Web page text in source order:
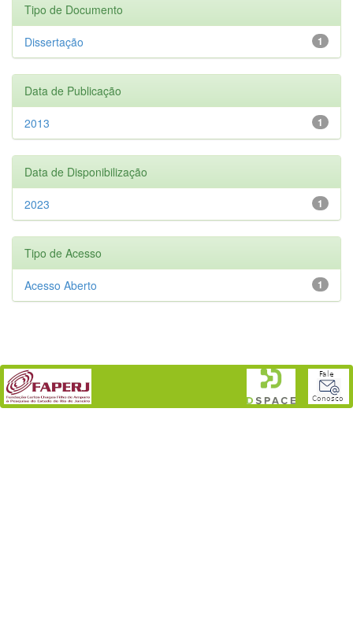
Tipo de Documento
1
Dissertação
Data de Publicação
1
2013
Data de Disponibilização
1
2023
Tipo de Acesso
1
Acesso Aberto